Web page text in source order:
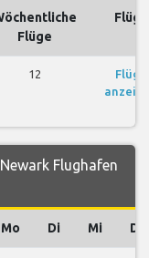
Flüge
Flüge
12
Flüge
Flughafen
Mo Di Mi Do